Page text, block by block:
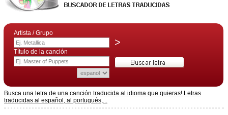
Artista / Grupo
>
Título de la canción
Busca una letra de una canción traducida al idioma que quieras! Letras
traducidas al español, al portugués,...